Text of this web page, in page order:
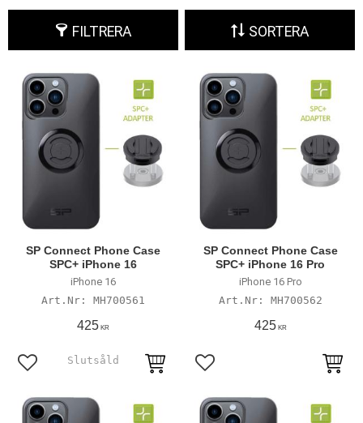
FILTRERA SORTERA
SP Connect Phone Case
SPC+ iPhone 16
iPhone 16
MH700561
425KR
Lägg till i favoriter
SP Connect Phone Case
SPC+ iPhone 16 Pro
iPhone 16 Pro
MH700562
425KR
Lägg till i favoriter